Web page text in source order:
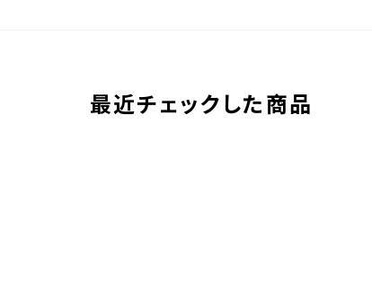
最近チェックした商品